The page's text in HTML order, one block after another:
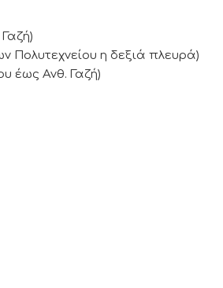
Πολυτεχνείου η δεξιά πλευρά)
έως Ανθ. Γαζή)